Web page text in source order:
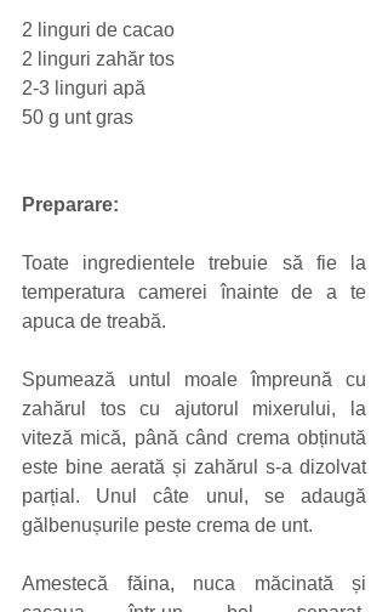
2 linguri de cacao
2 linguri zahăr tos
2-3 linguri apă
50 g unt gras
Preparare:
Toate ingredientele trebuie să fie la
temperatura camerei înainte de a te
apuca de treabă.
Spumează untul moale împreună cu
zahărul tos cu ajutorul mixerului, la
viteză mică, până când crema obținută
este bine aerată și zahărul s-a dizolvat
parțial. Unul câte unul, se adaugă
gălbenușurile peste crema de unt.
Amestecă făina, nuca măcinată și